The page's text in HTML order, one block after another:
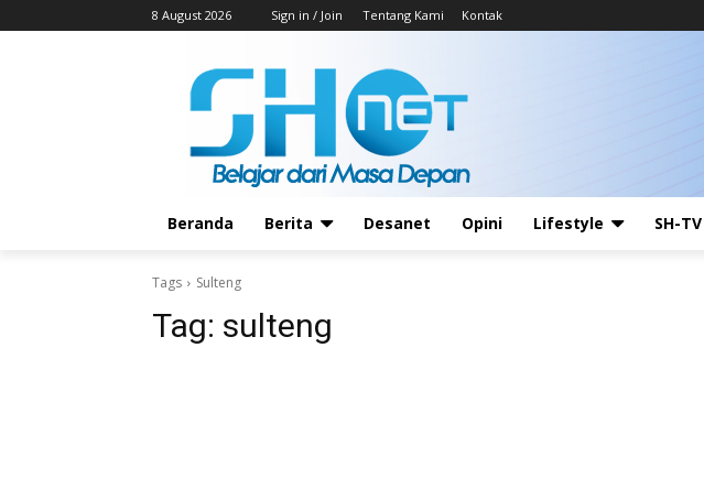
8 August 2026 Sign in / Join Tentang Kami Kontak
Beranda Berita Desanet Opini Lifestyle SH-TV
Tags Sulteng
Tag: sulteng